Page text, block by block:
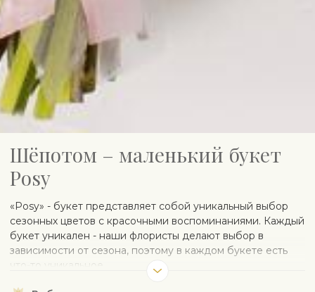
Шёпотом – маленький букет
Posy
«Posy» - букет представляет собой уникальный выбор
сезонных цветов с красочными воспоминаниями. Каждый
букет уникален - наши флористы делают выбор в
зависимости от сезона, поэтому в каждом букете есть
что-то уникальное.